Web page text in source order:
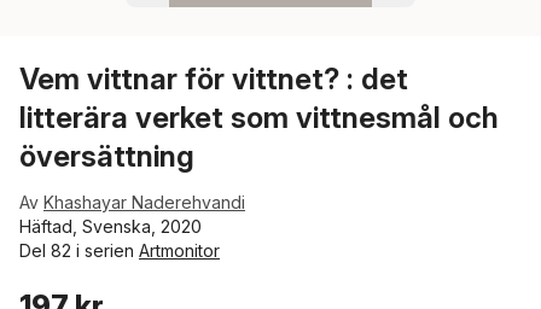
Vem vittnar för vittnet? : det
litterära verket som vittnesmål och
översättning
Av Khashayar Naderehvandi
Häftad, Svenska, 2020
Del 82 i serien Artmonitor